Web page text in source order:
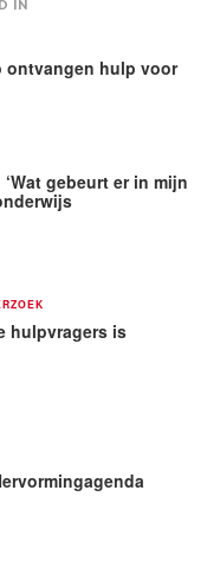
IN
ontvangen hulp voor
gebeurt er in mijn
hulpvragers is